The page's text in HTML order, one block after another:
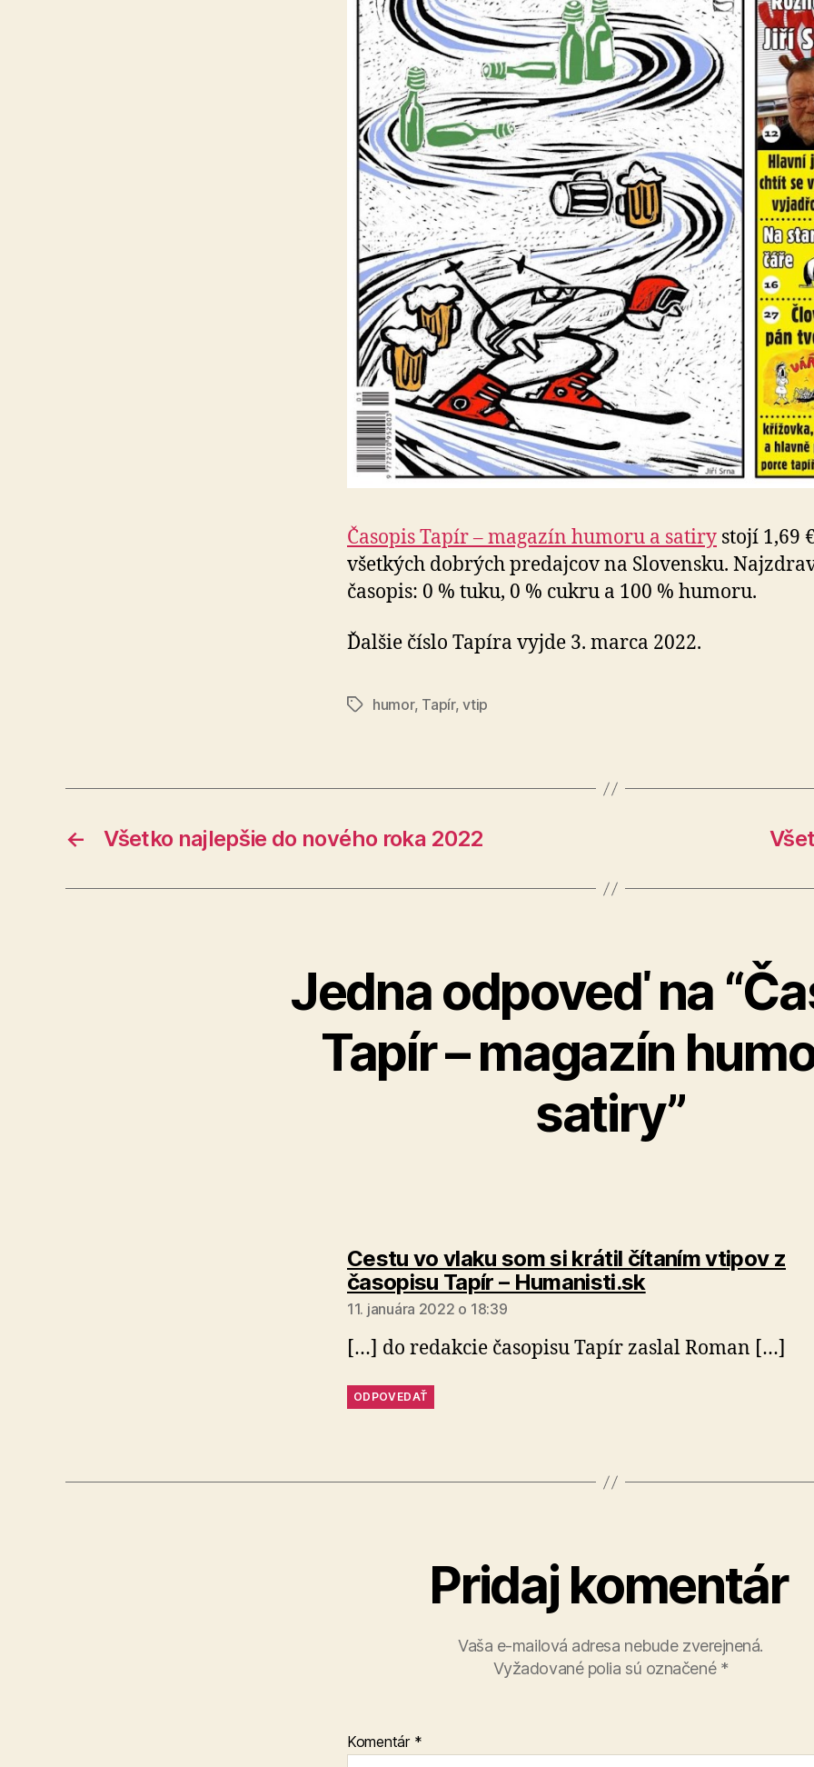
Časopis Tapír – magazín humoru a satiry stojí 1,69
všetkých dobrých predajcov na Slovensku.
časopis: 0 % tuku, 0 % cukru a 100 % humoru.
Ďalšie číslo Tapíra vyjde 3. marca 2022.
Značkyhumor, Tapír,vtip
← Všetko najlepšie do nového roka 2022
Jedna odpoveď na
Tapír – magazín
satiry”
Cestu vo vlaku som si krátil čítaním vtipov z
časopisu Tapír – Humanisti.skhovorí:
11. januára 2022 o 18:39
[…] do redakcie časopisu Tapír zaslal Roman […]
ODPOVEDAŤ
Pridaj komentár
Vaša e-mailová adresa nebude zverejnená.
Vyžadované polia sú označené *
Komentár *